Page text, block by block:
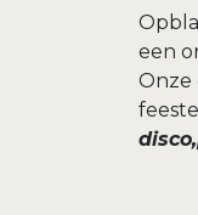
een
Onze